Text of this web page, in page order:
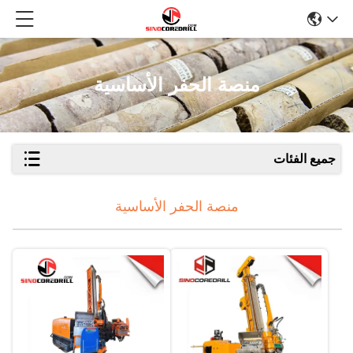
منصة الحفر الأساسية
جميع الفئات
منصة الحفر الأساسية